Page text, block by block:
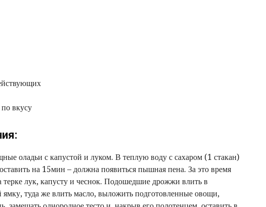
вкусу
оладьи с капустой и луком. В теплую воду с сахаром (1 стакан)
на 15мин – должна появиться пышная пена. За это время
терке лук, капусту и чеснок. Подошедшие дрожжи влить в
туда же влить масло, выложить подготовленные овощи,